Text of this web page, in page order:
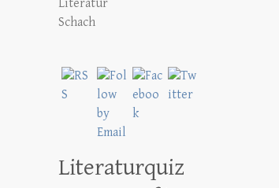
Literatur
Schach
Literaturquiz